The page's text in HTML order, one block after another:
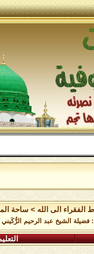
الفقراء الى الله > ساحة
الشيخ عبد الرحيم الرُّكَيني